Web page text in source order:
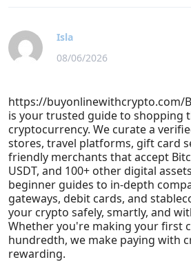
parecen extremadamente baratas y
sean serias. Si alguien tiene
comparar precios y promociones, se lo
ayudar. En serio, todo tipo de consejo
juro que voy a compartir mi resena
Isla
08/06/2026
https://buyonlinewithcrypto.com/
is your trusted guide to shopping
cryptocurrency. We curate a
stores, travel platforms, gift card
friendly merchants that accept
USDT, and 100+ other digital
beginner guides to in-depth
gateways, debit cards, and
your crypto safely, smartly, and
Whether you're making your first
hundredth, we make paying with
rewarding.